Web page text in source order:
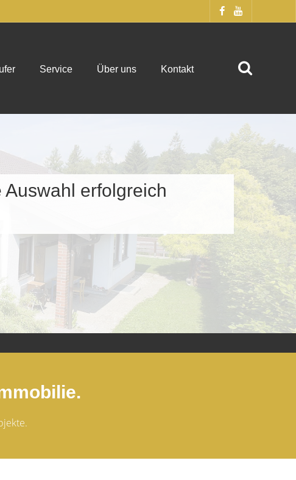
Service Über uns Kontakt
erfolgreich